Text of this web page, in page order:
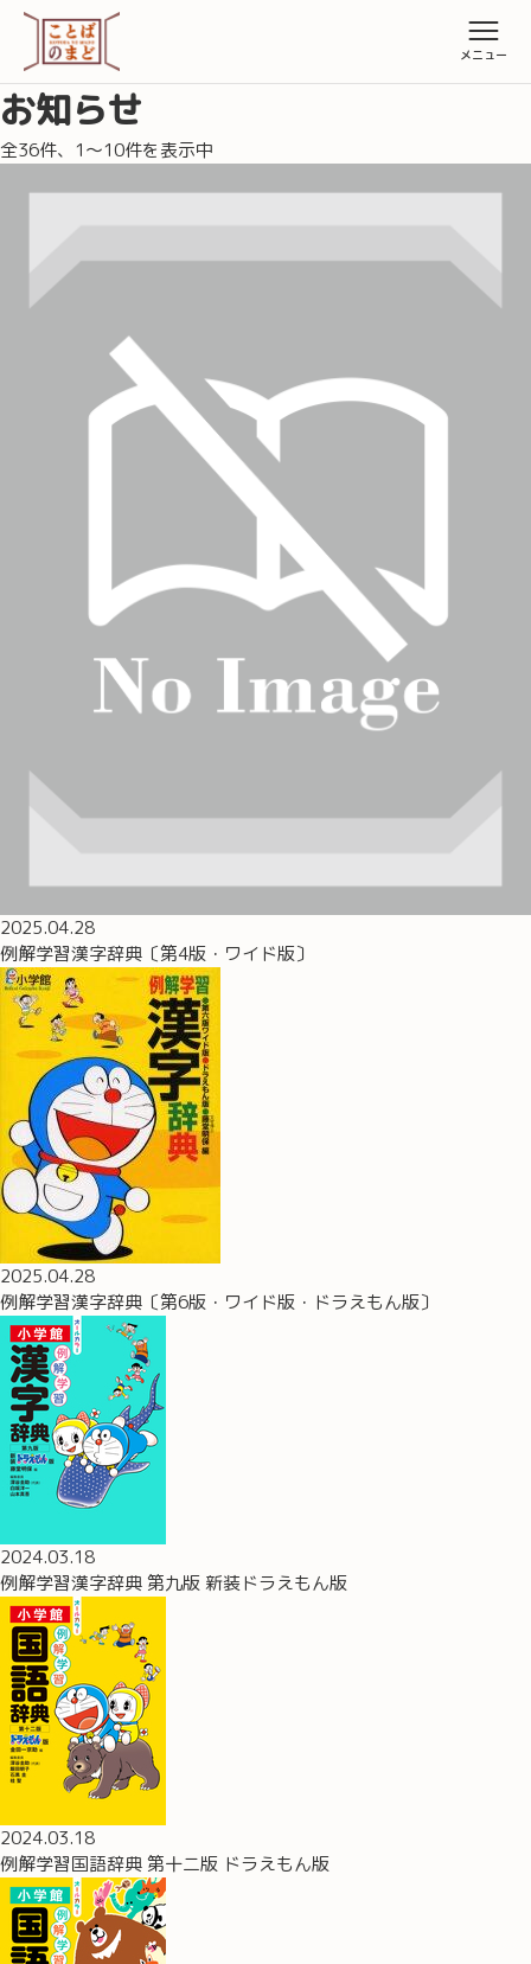
お知らせ
全36件、1〜10件を表示中
2025.04.28
例解学習漢字辞典〔第4版・ワイド版〕
2025.04.28
例解学習漢字辞典〔第6版・ワイド版・ドラえもん版〕
2024.03.18
例解学習漢字辞典 第九版 新装ドラえもん版
2024.03.18
例解学習国語辞典 第十二版 ドラえもん版